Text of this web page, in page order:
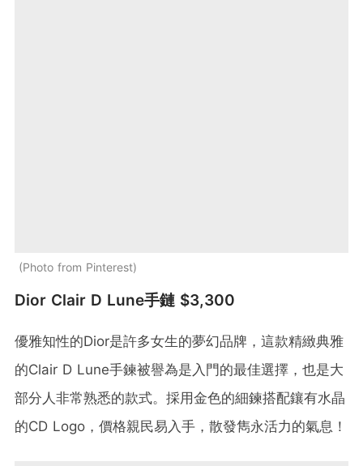
Photo from Pinterest
Dior Clair D Lune手鏈 $3,300
優雅知性的Dior是許多女生的夢幻品牌，這款精緻典雅
的Clair D Lune手鍊被譽為是入門的最佳選擇，也是大
部分人非常熟悉的款式。採用金色的細鍊搭配鑲有水晶
的CD Logo，價格親民易入手，散發雋永活力的氣息！